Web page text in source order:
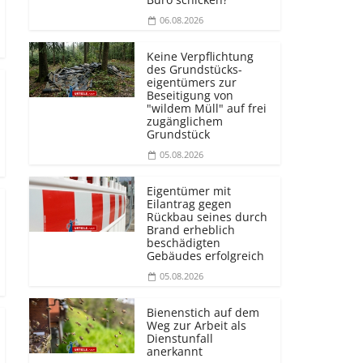
06.08.2026
Keine Verpflichtung
des Grundstücks­
eigentümers zur
Beseitigung von
"wildem Müll" auf frei
zugänglichem
Grundstück
05.08.2026
Eigentümer mit
Eilantrag gegen
Rückbau seines durch
Brand erheblich
beschädigten
Gebäudes erfolgreich
05.08.2026
Bienenstich auf dem
Weg zur Arbeit als
Dienstunfall
anerkannt